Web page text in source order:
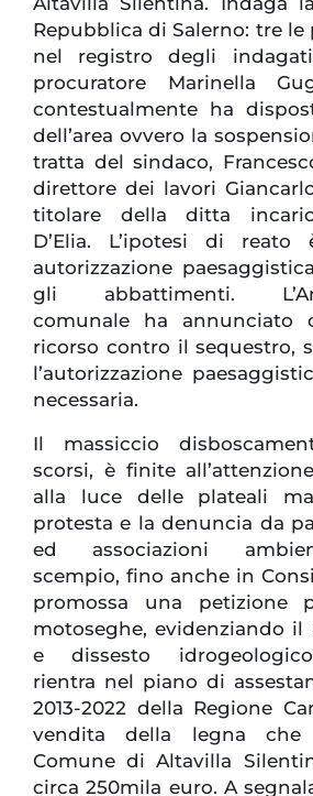
Repubblica di Salerno: tre
nel registro degli
procuratore Marinella
contestualmente ha
dell’area ovvero la
tratta del sindaco,
direttore dei lavori
titolare della ditta
D’Elia. L’ipotesi di reato
autorizzazione
gli abbattimenti.
comunale ha annunciato
ricorso contro il sequestro,
l’autorizzazione
necessaria.
Il massiccio
scorsi, è finite
alla luce delle plateali
protesta e la denuncia da
ed associazioni
scempio, fino anche in
promossa una petizione
motoseghe, evidenziando
e dissesto
rientra nel piano di
2013-2022 della Regione
vendita della legna che
Comune di Altavilla
circa 250mila euro. A